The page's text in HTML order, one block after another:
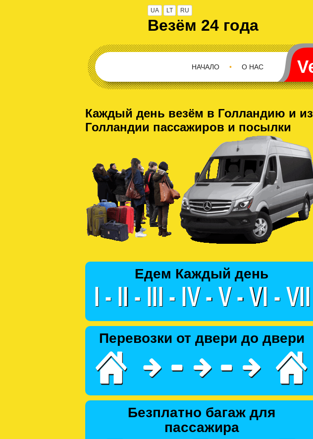
UA LT RU
Везём 24 года
О НАС
•
НАЧАЛО
Каждый день везём в Голландию и из
Голландии пассажиров и посылки
Едем Каждый день
Перевозки от двери до двери
Безплатно багаж для
пассажира